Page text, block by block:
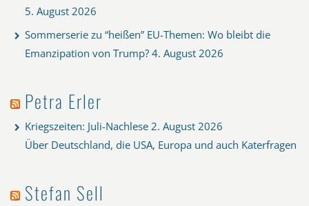
5. August 2026
Sommerserie zu “heißen” EU-Themen: Wo bleibt die
Emanzipation von Trump? 4. August 2026
Petra Erler
Kriegszeiten: Juli-Nachlese 2. August 2026
Über Deutschland, die USA, Europa und auch Katerfragen
Stefan Sell